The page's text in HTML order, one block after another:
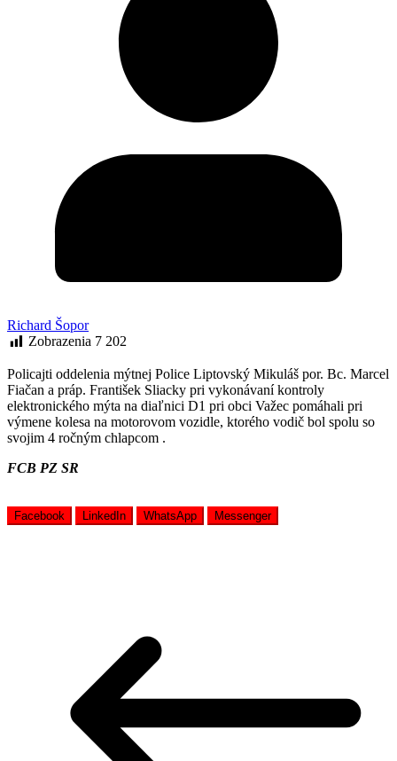
Richard Šopor
Zobrazenia 7 202
Policajti oddelenia mýtnej Police Liptovský Mikuláš por. Bc. Marcel
Fiačan a práp. František Sliacky pri vykonávaní kontroly
elektronického mýta na diaľnici D1 pri obci Važec pomáhali pri
výmene kolesa na motorovom vozidle, ktorého vodič bol spolu so
svojim 4 ročným chlapcom .
FCB PZ SR
Facebook LinkedIn WhatsApp Messenger